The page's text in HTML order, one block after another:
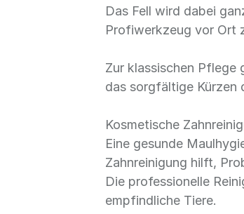
Das Fell wird dabei
Profiwerkzeug vor Ort
Zur klassischen Pflege
das sorgfältige Kürzen
Kosmetische
Eine gesunde
Zahnreinigung hilft,
Die professionelle
empfindliche Tiere.